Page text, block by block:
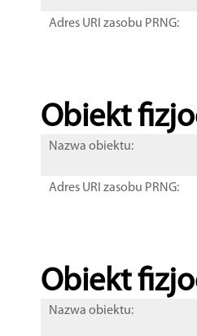
Adres URI zasobu PRNG:
Obiekt
Nazwa obiektu:
Adres URI zasobu PRNG:
Obiekt
Nazwa obiektu: